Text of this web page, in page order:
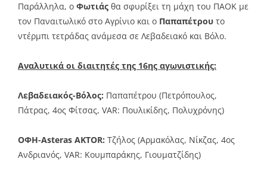
Παράλληλα, ο Φωτιάς θα σφυρίξει τη μάχη του ΠΑΟΚ με
τον Παναιτωλικό στο Αγρίνιο και ο Παπαπέτρου το
ντέρμπι τετράδας ανάμεσα σε Λεβαδειακό και Βόλο.
Αναλυτικά οι διαιτητές της 16ης αγωνιστικής:
Λεβαδειακός-Βόλος: Παπαπέτρου (Πετρόπουλος,
Πάτρας, 4ος Φίτσας, VAR: Πουλικίδης, Πολυχρόνης)
ΟΦΗ-Asteras AKTOR: Τζήλος (Αρμακόλας, Νίκζας, 4ος
Ανδριανός, VAR: Κουμπαράκης, Γιουματζίδης)